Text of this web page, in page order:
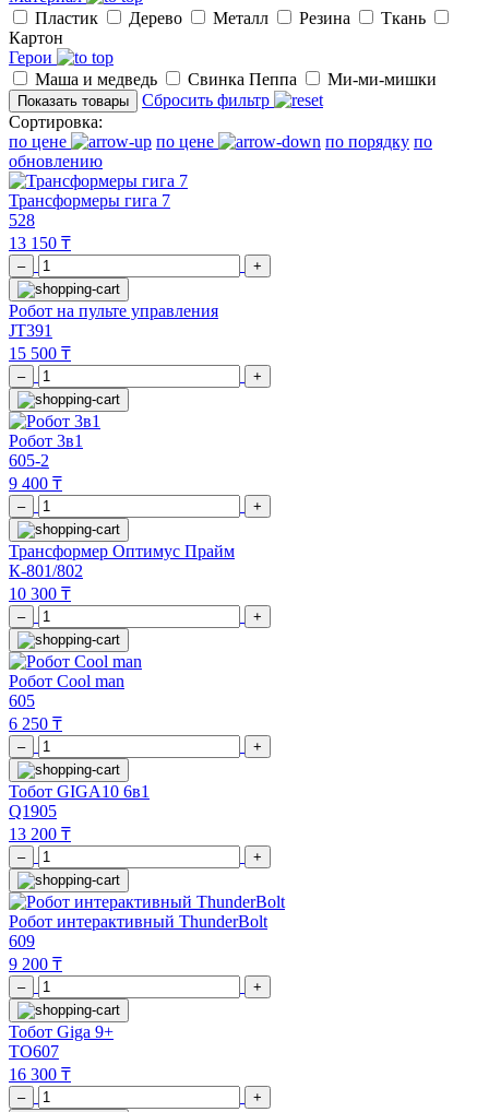
Пластик
Дерево Металл Резина
Ткань
Картон
Герои
Маша и медведь
Свинка Пеппа Ми-ми-мишки
Показать товары
Сбросить фильтр
Сортировка:
по цене
по цене по порядку по
обновлению
Трансформеры гига 7
528
13 150 ₸
– +
Робот на пульте управления
JT391
15 500 ₸
– +
Робот 3в1
605-2
9 400 ₸
– +
Трансформер Оптимус Прайм
К-801/802
10 300 ₸
– +
Робот Cool man
605
6 250 ₸
– +
Тобот GIGA10 6в1
Q1905
13 200 ₸
– +
Робот интерактивный ThunderBolt
609
9 200 ₸
– +
Тобот Giga 9+
ТО607
16 300 ₸
– +